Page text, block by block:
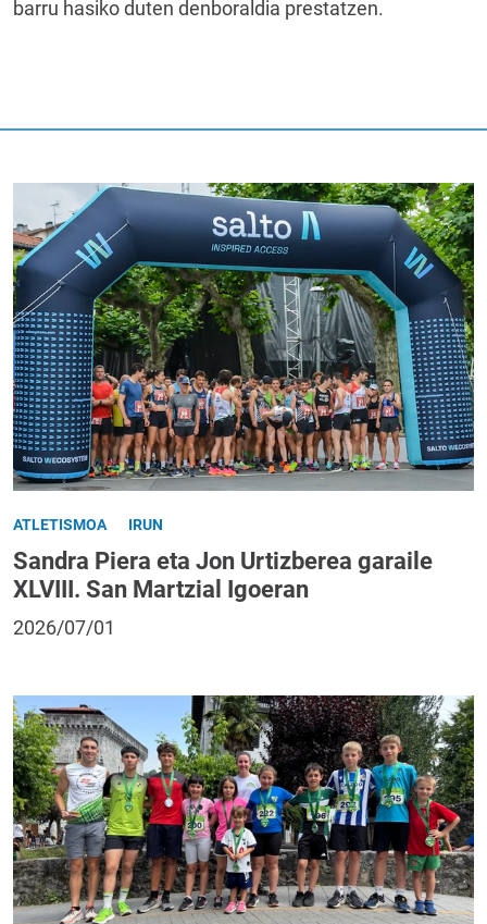
barru hasiko duten denboraldia prestatzen.
ATLETISMOA IRUN
Sandra Piera eta Jon Urtizberea garaile
XLVIII. San Martzial Igoeran
2026/07/01